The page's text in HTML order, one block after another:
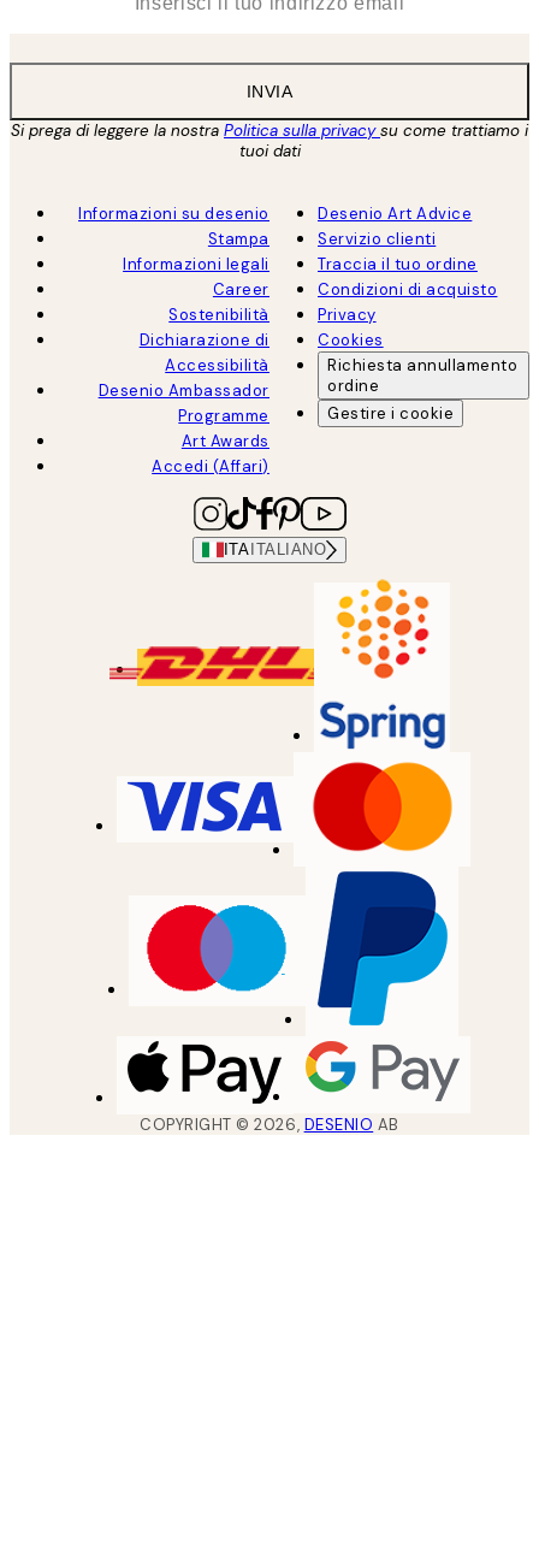
INVIA
Si prega di leggere la nostra Politica sulla privacysu come trattiamo i
tuoi dati
Informazioni su desenio
Stampa
Informazioni legali
Career
Sostenibilità
Dichiarazione di
Accessibilità
Desenio Ambassador
Programme
Art Awards
Accedi (Affari)
Desenio Art Advice
Servizio clienti
Traccia il tuo ordine
Condizioni di acquisto
Privacy
Cookies
Richiesta annullamento
ordine
Gestire i cookie
ITA ITALIANO
COPYRIGHT ©2026, DESENIO AB